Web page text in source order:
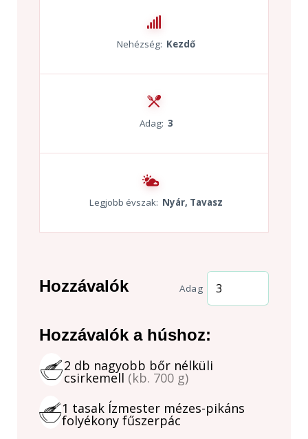
Nehézség: Kezdő
Adag: 3
Legjobb évszak: Nyár, Tavasz
Hozzávalók Adag
Hozzávalók a húshoz:
2 db nagyobb bőr nélküli
csirkemell (kb. 700 g)
1 tasakÍzmester mézes-pikáns
folyékony fűszerpác